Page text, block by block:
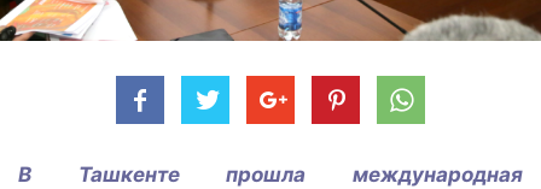
В Ташкенте прошла международная